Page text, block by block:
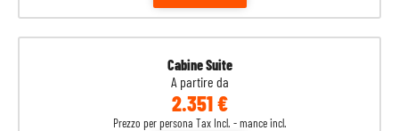
Cabine Suite
A partire da
2.351 €
Prezzo per persona Tax Incl. - mance incl.